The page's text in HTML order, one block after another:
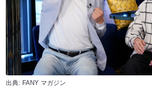
出典: FANY マガジン